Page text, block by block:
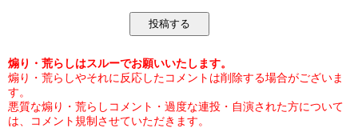
煽り・荒らしはスルーでお願いいたします。
煽り・荒らしやそれに反応したコメントは削除する場合がございま
す。
悪質な煽り・荒らしコメント・過度な連投・自演された方について
は、コメント規制させていただきます。